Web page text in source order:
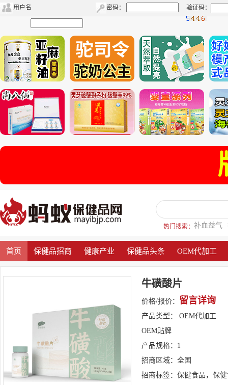
用户名 密码： 验证码：
热门搜索： 补血益气
首页 保健品招商 健康产业 保健品头条 OEM代加工
牛磺酸片
价格/报价： 留言详询
产品类型：
OEM代加工
OEM贴牌
产品规格： 1
招商区域： 全国
招商标签： 保健食品，保